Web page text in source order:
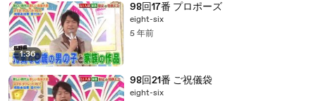
1:36
98回17番 プロポーズ
eight-six
5 年前
98回21番 ご祝儀袋
eight-six